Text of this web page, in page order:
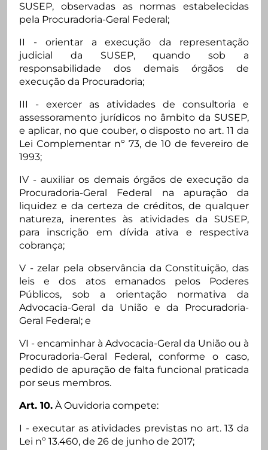
SUSEP, observadas as normas estabelecidas
pela Procuradoria-Geral Federal;
II - orientar a execução da representação
judicial da SUSEP, quando sob a
responsabilidade dos demais órgãos de
execução da Procuradoria;
III - exercer as atividades de consultoria e
assessoramento jurídicos no âmbito da SUSEP,
e aplicar, no que couber, o disposto no art. 11 da
Lei Complementar nº 73, de 10 de fevereiro de
1993;
IV - auxiliar os demais órgãos de execução da
Procuradoria-Geral Federal na apuração da
liquidez e da certeza de créditos, de qualquer
natureza, inerentes às atividades da SUSEP,
para inscrição em dívida ativa e respectiva
cobrança;
V - zelar pela observância da Constituição, das
leis e dos atos emanados pelos Poderes
Públicos, sob a orientação normativa da
Advocacia-Geral da União e da Procuradoria-
Geral Federal; e
VI - encaminhar à Advocacia-Geral da União ou à
Procuradoria-Geral Federal, conforme o caso,
pedido de apuração de falta funcional praticada
por seus membros.
Art. 10. À Ouvidoria compete:
I - executar as atividades previstas no art. 13 da
Lei nº 13.460, de 26 de junho de 2017;